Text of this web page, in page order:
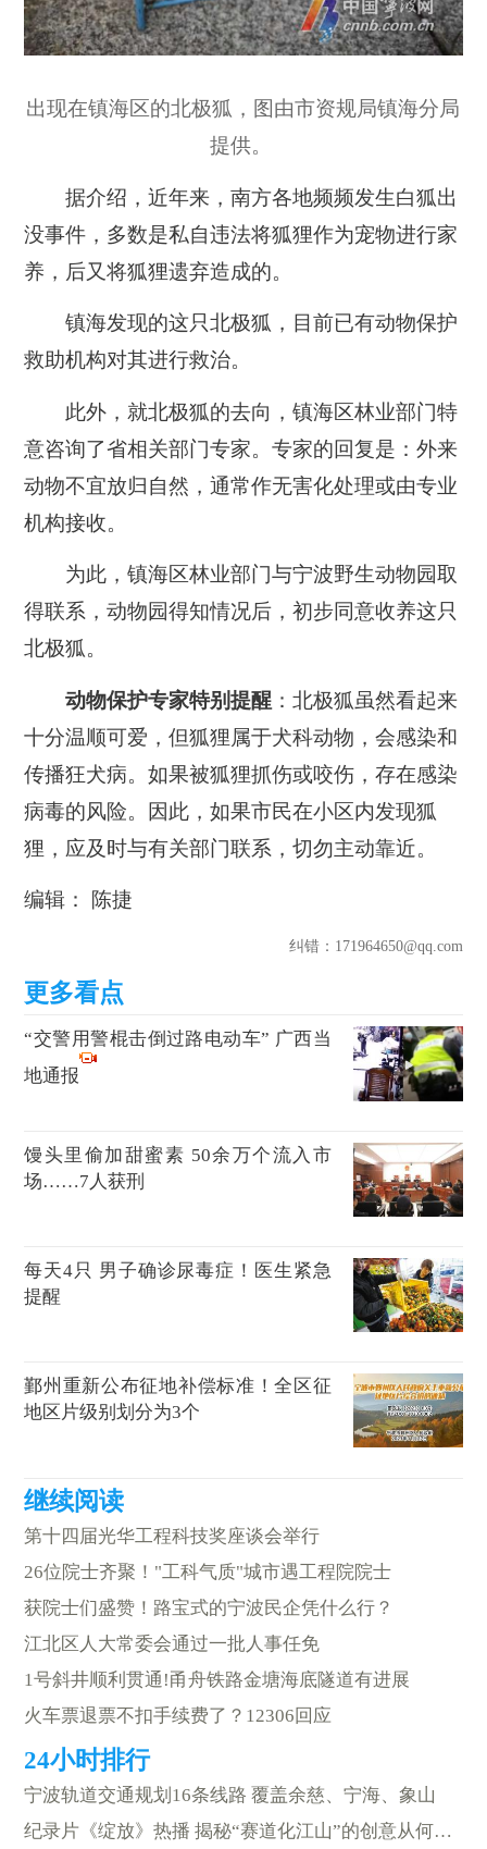
出现在镇海区的北极狐，图由市资规局镇海分局
提供。
据介绍，近年来，南方各地频频发生白狐出
没事件，多数是私自违法将狐狸作为宠物进行家
养，后又将狐狸遗弃造成的。
镇海发现的这只北极狐，目前已有动物保护
救助机构对其进行救治。
此外，就北极狐的去向，镇海区林业部门特
意咨询了省相关部门专家。专家的回复是：外来
动物不宜放归自然，通常作无害化处理或由专业
机构接收。
为此，镇海区林业部门与宁波野生动物园取
得联系，动物园得知情况后，初步同意收养这只
北极狐。
动物保护专家特别提醒 ：北极狐虽然看起来
十分温顺可爱，但狐狸属于犬科动物，会感染和
传播狂犬病。如果被狐狸抓伤或咬伤，存在感染
病毒的风险。因此，如果市民在小区内发现狐
狸，应及时与有关部门联系，切勿主动靠近。
编辑： 陈捷
纠错：171964650@qq.com
“交警用警棍击倒过路电动车” 广西当
地通报
馒头里偷加甜蜜素 50余万个流入市
场……7人获刑
每天4只 男子确诊尿毒症！医生紧急
提醒
鄞州重新公布征地补偿标准！全区征
地区片级别划分为3个
第十四届光华工程科技奖座谈会举行
26位院士齐聚！"工科气质"城市遇工程院院士
获院士们盛赞！路宝式的宁波民企凭什么行？
江北区人大常委会通过一批人事任免
1号斜井顺利贯通!甬舟铁路金塘海底隧道有进展
火车票退票不扣手续费了？12306回应
宁波轨道交通规划16条线路 覆盖余慈、宁海、象山
纪录片《绽放》热播 揭秘“赛道化江山”的创意从何而来